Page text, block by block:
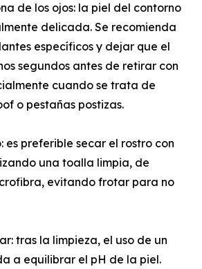
de los ojos: la piel del contorno
delicada. Se recomienda
específicos y dejar que el
segundos antes de retirar con
cuando se trata de
o pestañas postizas.
preferible secar el rostro con
una toalla limpia, de
evitando frotar para no
tras la limpieza, el uso de un
a equilibrar el pH de la piel.